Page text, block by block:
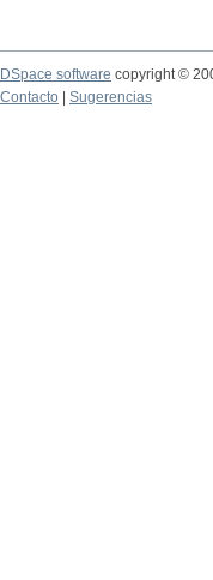
DSpace software copyright ©
Contacto
Sugerencias